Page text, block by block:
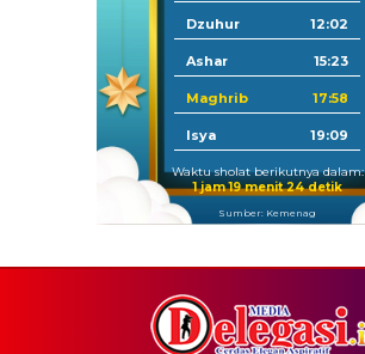
Dzuhur 12:02
Ashar 15:23
Maghrib 17:58
Isya 19:09
Waktu sholat berikutnya dalam:
1 jam 19 menit 24 detik
Sumber: Kemenag